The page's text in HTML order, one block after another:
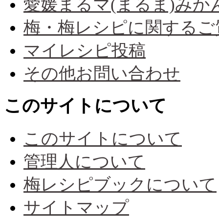
愛媛まるマ(まるま)みか
梅・梅レシピに関するご
マイレシピ投稿
その他お問い合わせ
このサイトについて
このサイトについて
管理人について
梅レシピブックについて
サイトマップ